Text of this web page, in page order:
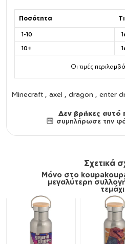
Ποσότητα
1-10
10+
Οι τιμές
Minecraft , axel , dragon , enter
Δεν βρήκες αυτό
συμπλήρωσε την
Σχετικά
Μόνο στο
μεγαλύτερη